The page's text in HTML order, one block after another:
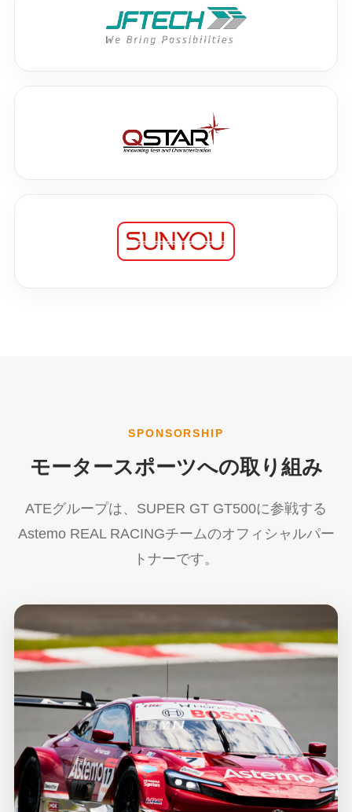
SPONSORSHIP
モータースポーツへの取り組み
ATEグループは、SUPER GT GT500に参戦する
Astemo REAL RACINGチームのオフィシャルパー
トナーです。